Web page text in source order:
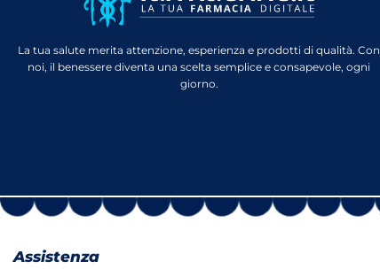
La tua salute merita attenzione, esperienza e prodotti di qualità. Con
noi, il benessere diventa una scelta semplice e consapevole, ogni
giorno.
Assistenza